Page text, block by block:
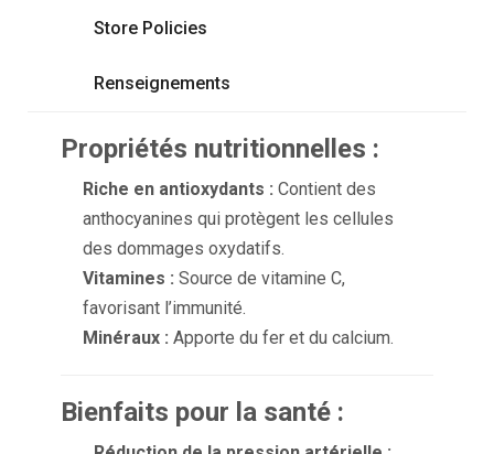
Store Policies
Renseignements
Propriétés nutritionnelles :
Riche en antioxydants : Contient des
anthocyanines qui protègent les cellules
des dommages oxydatifs.
Vitamines : Source de vitamine C,
favorisant l’immunité.
Minéraux : Apporte du fer et du calcium.
Bienfaits pour la santé :